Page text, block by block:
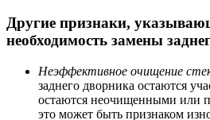
Другие признаки,
необходимость замены
Неэффективное очищение
заднего дворника остаются
остаются неочищенными или
это может быть признаком